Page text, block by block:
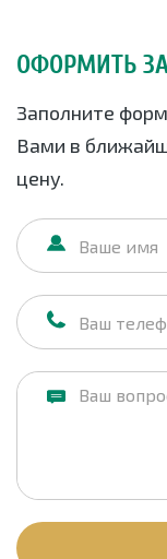
ОФОРМИТЬ
Заполните
Вами в
цену.